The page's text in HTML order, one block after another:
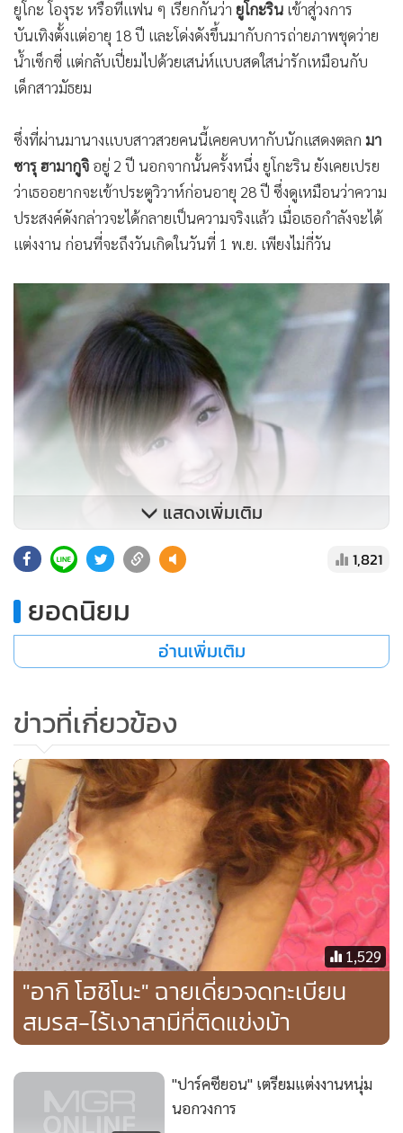
ยูโกะ โองุระ หรือที่แฟน ๆ เรียกกันว่า ยูโกะริน เข้าสู่วงการ
บันเทิงตั้งแต่อายุ 18 ปี และโด่งดังขึ้นมากับการถ่ายภาพชุดว่าย
น้ำเซ็กซี่ แต่กลับเปี่ยมไปด้วยเสน่ห์แบบสดใสน่ารักเหมือนกับ
เด็กสาวมัธยม
ซึ่งที่ผ่านมานางแบบสาวสวยคนนี้เคยคบหากับนักแสดงตลก มา
ซารุ ฮามากูจิ อยู่ 2 ปี นอกจากนั้นครั้งหนึ่ง ยูโกะริน ยังเคยเปรย
ว่าเธออยากจะเข้าประตูวิวาห์ก่อนอายุ 28 ปี ซึ่งดูเหมือนว่าความ
ประสงค์ดังกล่าวจะได้กลายเป็นความจริงแล้ว เมื่อเธอกำลังจะได้
แต่งงาน ก่อนที่จะถึงวันเกิดในวันที่ 1 พ.ย. เพียงไม่กี่วัน
แสดงเพิ่มเติม
1,821
ยอดนิยม
อ่านเพิ่มเติม
ข่าวที่เกี่ยวข้อง
1,529
"อากิ โฮชิโนะ" ฉายเดี่ยวจดทะเบียน
สมรส-ไร้เงาสามีที่ติดแข่งม้า
"ปาร์คซียอน" เตรียมแต่งงานหนุ่ม
นอกวงการ